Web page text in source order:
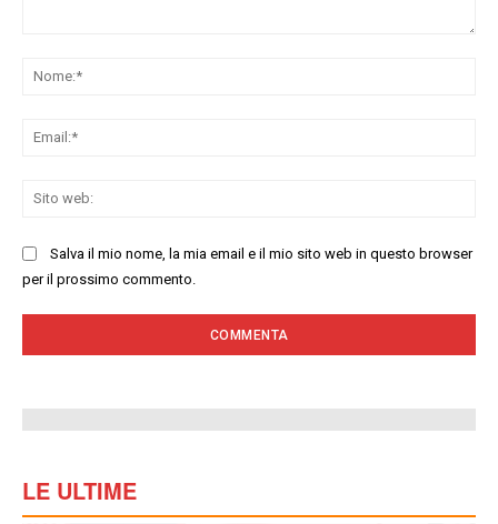
Salva il mio nome, la mia email e il mio sito web in questo browser
per il prossimo commento.
LE ULTIME